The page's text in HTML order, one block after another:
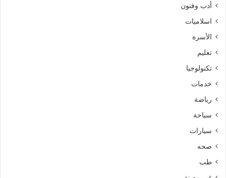
أدب وفنون
اسلاميات
الأسرة
تعليم
تكنولوجيا
خدمات
رياضة
سياحة
سيارات
صحه
طب